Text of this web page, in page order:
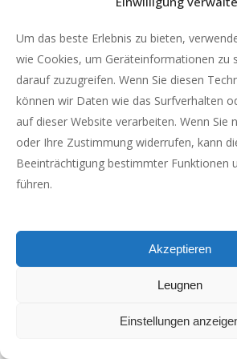
Um das beste Erlebnis zu bieten,
wie Cookies, um Geräteinformationen zu
darauf zuzugreifen. Wenn Sie diesen
können wir Daten wie das Surfverhalten
auf dieser Website verarbeiten. Wenn Sie
oder Ihre Zustimmung widerrufen, kann
Beeinträchtigung bestimmter Funktionen
führen.
Akzeptieren
Leugnen
Einstellungen
100-VOLLMILCH
€6.50 –€26.00